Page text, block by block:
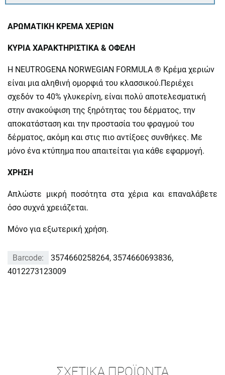
AΡΩΜΑΤΙΚΗ ΚΡΕΜΑ ΧΕΡΙΩΝ
ΚΥΡΙΑ ΧΑΡΑΚΤΗΡΙΣΤΙΚΑ & ΟΦΕΛΗ
Η NEUTROGENA NORWEGIAN FORMULA ® Κρέμα χεριών
είναι μια αληθινή ομορφιά του κλασσικού.Περιέχει
σχεδόν το 40% γλυκερίνη, είναι πολύ αποτελεσματική
στην ανακούφιση της ξηρότητας του δέρματος, την
αποκατάσταση και την προστασία του φραγμού του
δέρματος, ακόμη και στις πιο αντίξοες συνθήκες. Με
μόνο ένα κτύπημα που απαιτείται για κάθε εφαρμογή.
ΧΡΗΣΗ
Απλώστε μικρή ποσότητα στα χέρια και επαναλάβετε
όσο συχνά χρειάζεται.
Μόνο για εξωτερική χρήση.
Barcode:
3574660258264, 3574660693836,
4012273123009
ΣΧΕΤΙΚΆ ΠΡΟΪΌΝΤΑ